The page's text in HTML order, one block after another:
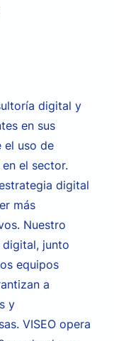
digital y
en sus
el uso de
el sector.
digital
más
Nuestro
junto
equipos
a
y
VISEO opera